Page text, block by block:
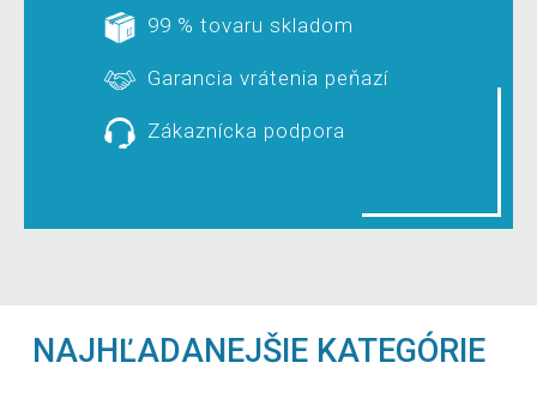
99 % tovaru skladom
Garancia vrátenia peňazí
Zákaznícka podpora
NAJHĽADANEJŠIE KATEGÓRIE